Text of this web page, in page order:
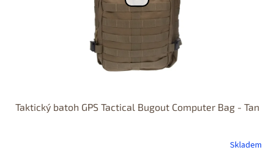
Taktický batoh GPS Tactical Bugout Computer Bag - Tan
Skladem